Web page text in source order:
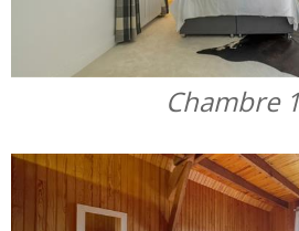
Chambre 1